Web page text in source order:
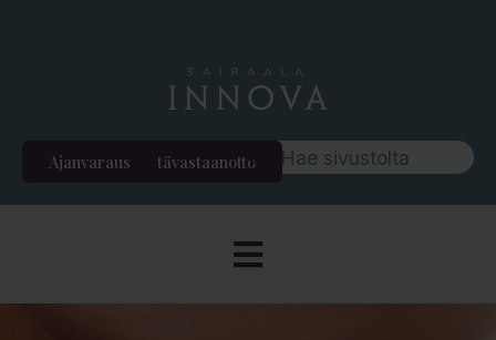
Etävastaanotto
Ajanvaraus